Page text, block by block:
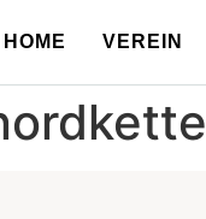
HOME VEREIN